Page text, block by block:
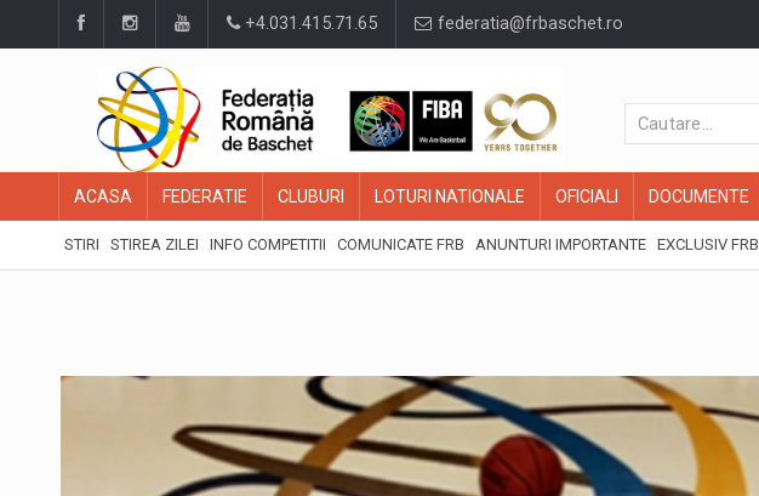
+4.031.415.71.65 federatia@frbaschet.ro
ACASA FEDERATIE CLUBURI LOTURI NATIONALE OFICIALI DOCUMENTE
STIRI STIREA ZILEI INFO COMPETITII COMUNICATE FRB ANUNTURI IMPORTANTE EXCLUSIV FRB